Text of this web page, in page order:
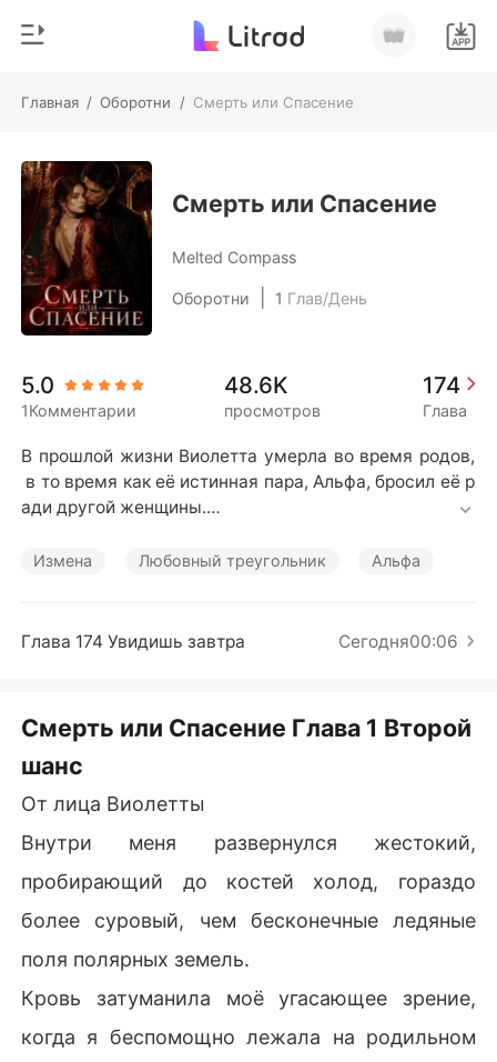
Главная / Оборотни / Смерть или Спасение
Пополнить
История чтения
Выйти
Скачать приложение
Жанр
Соврем
Оборотни
Романы
Миллиард
Короткие Рассказы
Смерть или Спасение
Melted Compass
Оборотни 1 Глав/День
5.0
1Комментарии
48.6K
просмотров
174
Глава
В прошлой жизни Виолетта умерла во время родов,
в то время как её истинная пара, Альфа, бросил её р
ади другой женщины.
Переродившись и получив второй шанс, она покляла
Альфы. Полная решимости восстановить свою павш
Но всё изменилось, когда появился таинственный Ко
роль Ликанов и раскрыл шокирующую правду: ей су
На этот раз Виолетте предстояло решить, разрушит л
Измена Любовный треугольник Альфа
Глава 174 Увидишь завтра Сегодня00:06
Смерть или Спасение Глава 1 Второй
шанс
От лица Виолетты
Внутри меня развернулся жестокий,
пробирающий до костей холод, гораздо
более суровый, чем бесконечные ледяные
поля полярных земель.
Кровь затуманила моё угасающее зрение,
когда я беспомощно лежала на родильном